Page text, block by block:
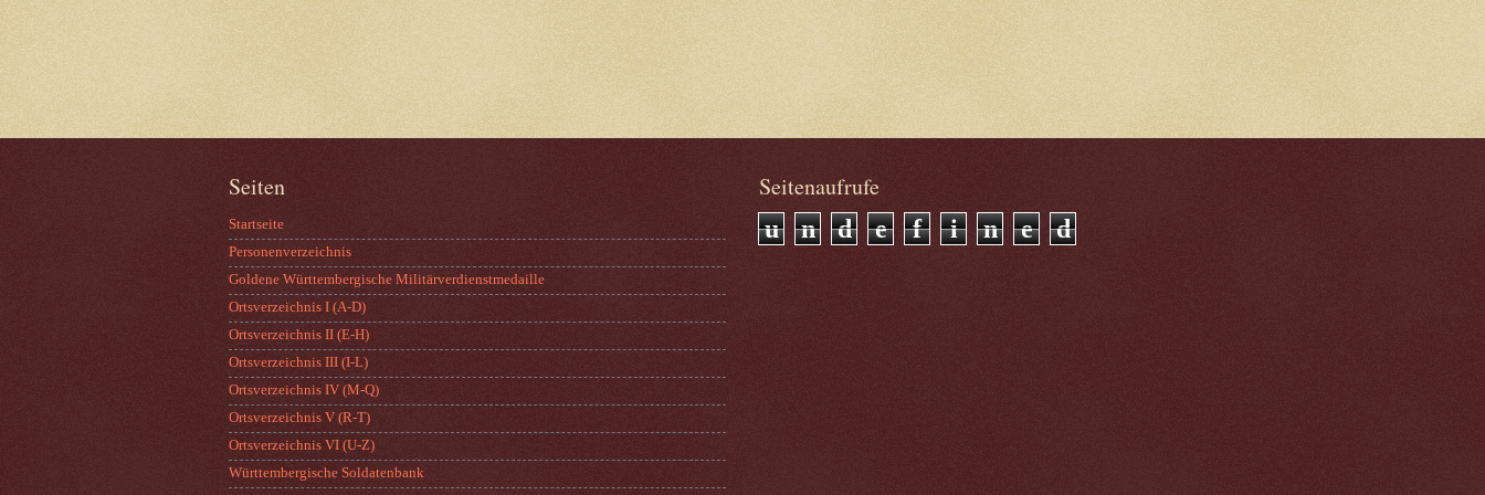
Seiten
Startseite
Personenverzeichnis
Goldene Württembergische Militärverdienstmedaille
Ortsverzeichnis I (A-D)
Ortsverzeichnis II (E-H)
Ortsverzeichnis III (I-L)
Ortsverzeichnis IV (M-Q)
Ortsverzeichnis V (R-T)
Ortsverzeichnis VI (U-Z)
Württembergische Soldatenbank
Seitenaufrufe
u n d e f i n e d